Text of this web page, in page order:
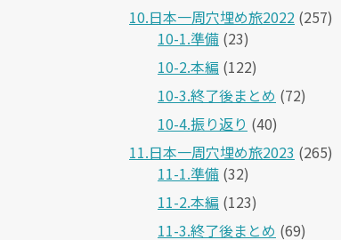
10.日本一周穴埋め旅2022 (257)
10-1.準備 (23)
10-2.本編 (122)
10-3.終了後まとめ (72)
10-4.振り返り (40)
11.日本一周穴埋め旅2023 (265)
11-1.準備 (32)
11-2.本編 (123)
11-3.終了後まとめ (69)